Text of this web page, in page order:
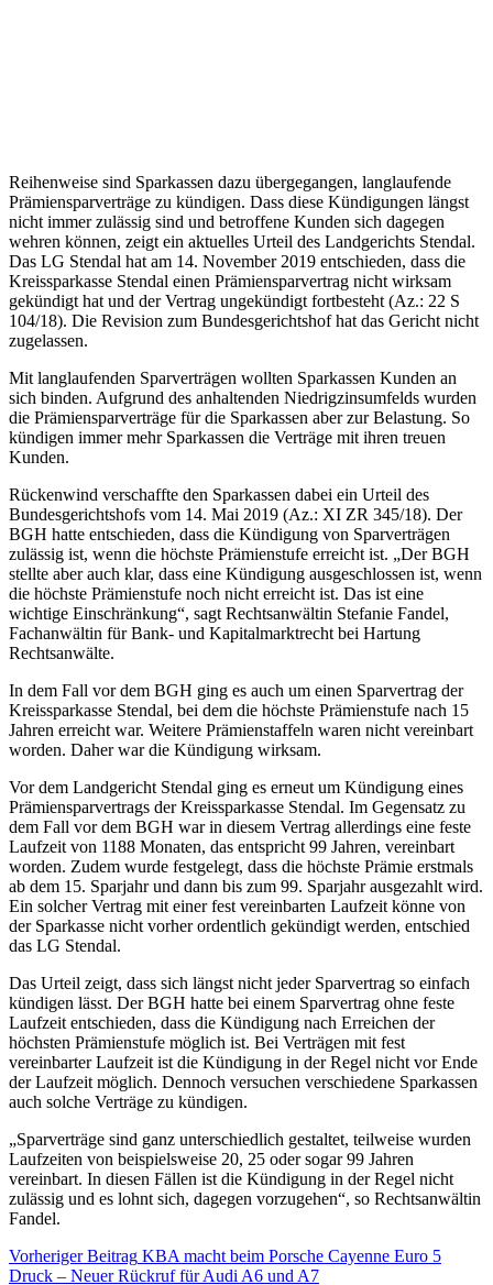
Reihenweise sind Sparkassen dazu übergegangen, langlaufende
Prämiensparverträge zu kündigen. Dass diese Kündigungen längst
nicht immer zulässig sind und betroffene Kunden sich dagegen
wehren können, zeigt ein aktuelles Urteil des Landgerichts Stendal.
Das LG Stendal hat am 14. November 2019 entschieden, dass die
Kreissparkasse Stendal einen Prämiensparvertrag nicht wirksam
gekündigt hat und der Vertrag ungekündigt fortbesteht (Az.: 22 S
104/18). Die Revision zum Bundesgerichtshof hat das Gericht nicht
zugelassen.
Mit langlaufenden Sparverträgen wollten Sparkassen Kunden an
sich binden. Aufgrund des anhaltenden Niedrigzinsumfelds wurden
die Prämiensparverträge für die Sparkassen aber zur Belastung. So
kündigen immer mehr Sparkassen die Verträge mit ihren treuen
Kunden.
Rückenwind verschaffte den Sparkassen dabei ein Urteil des
Bundesgerichtshofs vom 14. Mai 2019 (Az.: XI ZR 345/18). Der
BGH hatte entschieden, dass die Kündigung von Sparverträgen
zulässig ist, wenn die höchste Prämienstufe erreicht ist. „Der BGH
stellte aber auch klar, dass eine Kündigung ausgeschlossen ist, wenn
die höchste Prämienstufe noch nicht erreicht ist. Das ist eine
wichtige Einschränkung“, sagt Rechtsanwältin Stefanie Fandel,
Fachanwältin für Bank- und Kapitalmarktrecht bei Hartung
Rechtsanwälte.
In dem Fall vor dem BGH ging es auch um einen Sparvertrag der
Kreissparkasse Stendal, bei dem die höchste Prämienstufe nach 15
Jahren erreicht war. Weitere Prämienstaffeln waren nicht vereinbart
worden. Daher war die Kündigung wirksam.
Vor dem Landgericht Stendal ging es erneut um Kündigung eines
Prämiensparvertrags der Kreissparkasse Stendal. Im Gegensatz zu
dem Fall vor dem BGH war in diesem Vertrag allerdings eine feste
Laufzeit von 1188 Monaten, das entspricht 99 Jahren, vereinbart
worden. Zudem wurde festgelegt, dass die höchste Prämie erstmals
ab dem 15. Sparjahr und dann bis zum 99. Sparjahr ausgezahlt wird.
Ein solcher Vertrag mit einer fest vereinbarten Laufzeit könne von
der Sparkasse nicht vorher ordentlich gekündigt werden, entschied
das LG Stendal.
Das Urteil zeigt, dass sich längst nicht jeder Sparvertrag so einfach
kündigen lässt. Der BGH hatte bei einem Sparvertrag ohne feste
Laufzeit entschieden, dass die Kündigung nach Erreichen der
höchsten Prämienstufe möglich ist. Bei Verträgen mit fest
vereinbarter Laufzeit ist die Kündigung in der Regel nicht vor Ende
der Laufzeit möglich. Dennoch versuchen verschiedene Sparkassen
auch solche Verträge zu kündigen.
„Sparverträge sind ganz unterschiedlich gestaltet, teilweise wurden
Laufzeiten von beispielsweise 20, 25 oder sogar 99 Jahren
vereinbart. In diesen Fällen ist die Kündigung in der Regel nicht
zulässig und es lohnt sich, dagegen vorzugehen“, so Rechtsanwältin
Fandel.
Vorheriger Beitrag KBA macht beim Porsche Cayenne Euro 5
Druck – Neuer Rückruf für Audi A6 und A7